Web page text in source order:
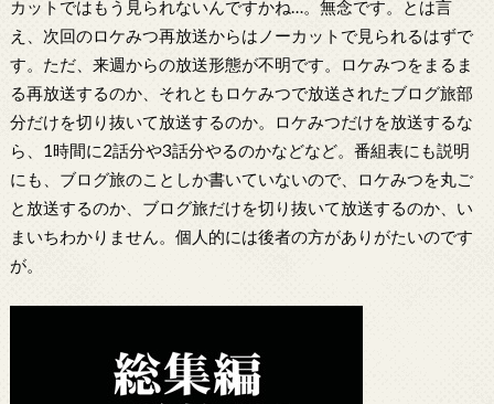
カットではもう見られないんですかね…。無念です。とは言
え、次回のロケみつ再放送からはノーカットで見られるはずで
す。ただ、来週からの放送形態が不明です。ロケみつをまるま
る再放送するのか、それともロケみつで放送されたブログ旅部
分だけを切り抜いて放送するのか。ロケみつだけを放送するな
ら、1時間に2話分や3話分やるのかなどなど。番組表にも説明
にも、ブログ旅のことしか書いていないので、ロケみつを丸ご
と放送するのか、ブログ旅だけを切り抜いて放送するのか、い
まいちわかりません。個人的には後者の方がありがたいのです
が。